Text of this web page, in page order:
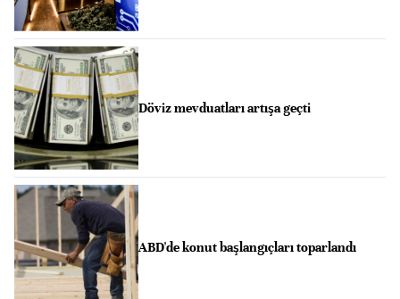
Döviz mevduatları artışa geçti
ABD'de konut başlangıçları toparlandı